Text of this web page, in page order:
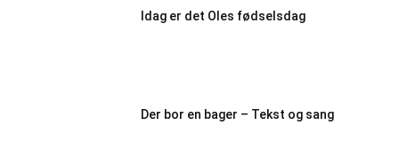
Idag er det Oles fødselsdag
Der bor en bager – Tekst og sang